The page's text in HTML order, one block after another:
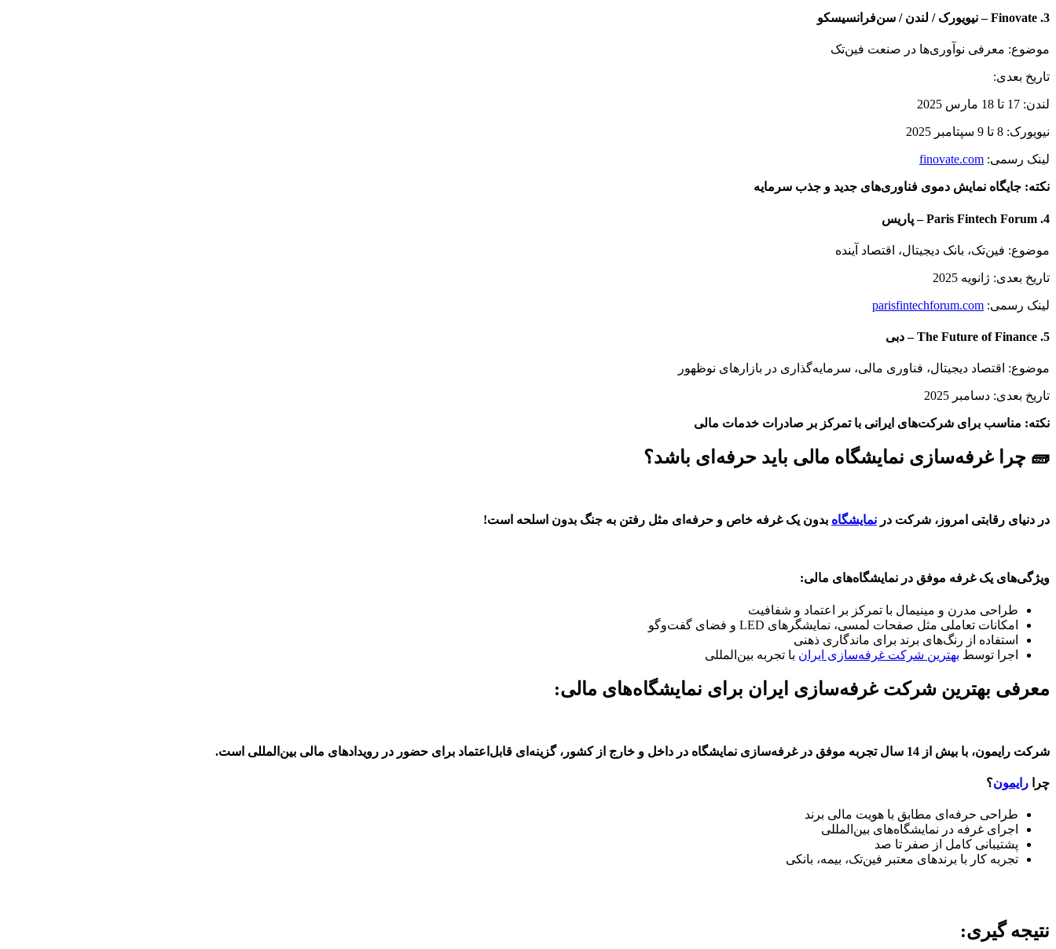
3. Finovate – نیویورک / لندن / سن‌فرانسیسکو
موضوع: معرفی نوآوری‌ها در صنعت فین‌تک
تاریخ بعدی:
لندن: 17 تا 18 مارس 2025
نیویورک: 8 تا 9 سپتامبر 2025
لینک رسمی: finovate.com
نکته: جایگاه نمایش دموی فناوری‌های جدید و جذب سرمایه
4. Paris Fintech Forum – پاریس
موضوع: فین‌تک، بانک دیجیتال، اقتصاد آینده
تاریخ بعدی: ژانویه 2025
لینک رسمی: parisfintechforum.com
5. The Future of Finance – دبی
موضوع: اقتصاد دیجیتال، فناوری مالی، سرمایه‌گذاری در بازارهای نوظهور
تاریخ بعدی: دسامبر 2025
نکته: مناسب برای شرکت‌های ایرانی با تمرکز بر صادرات خدمات مالی
🧱 چرا غرفه‌سازی نمایشگاه مالی باید حرفه‌ای باشد؟
در دنیای رقابتی امروز، شرکت در نمایشگاه بدون یک غرفه خاص و حرفه‌ای مثل رفتن به جنگ بدون اسلحه است!
ویژگی‌های یک غرفه موفق در نمایشگاه‌های مالی:
طراحی مدرن و مینیمال با تمرکز بر اعتماد و شفافیت
امکانات تعاملی مثل صفحات لمسی، نمایشگرهای LED و فضای گفت‌وگو
استفاده از رنگ‌های برند برای ماندگاری ذهنی
اجرا توسط بهترین شرکت غرفه‌سازی ایران با تجربه بین‌المللی
معرفی بهترین شرکت غرفه‌سازی ایران برای نمایشگاه‌های مالی:
شرکت رایمون، با بیش از 14 سال تجربه موفق در غرفه‌سازی نمایشگاه در داخل و خارج از کشور، گزینه‌ای قابل‌اعتماد برای حضور در رویدادهای مالی بین‌المللی است.
چرا رایمون؟
طراحی حرفه‌ای مطابق با هویت مالی برند
اجرای غرفه در نمایشگاه‌های بین‌المللی
پشتیبانی کامل از صفر تا صد
تجربه کار با برندهای معتبر فین‌تک، بیمه، بانکی
نتیجه گیری: